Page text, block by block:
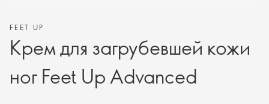
FEET UP
Крем для загрубевшей кожи
ног Feet Up Advanced